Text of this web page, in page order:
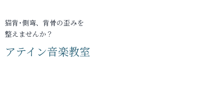
猫背･側弯、背骨の歪みを
整えませんか？
アテイン音楽教室